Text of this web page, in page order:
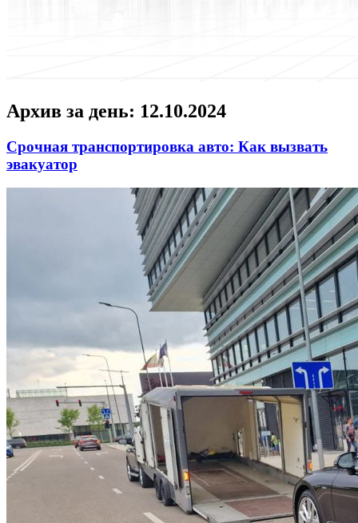
Архив за день: 12.10.2024
Срочная транспортировка авто: Как вызвать
эвакуатор